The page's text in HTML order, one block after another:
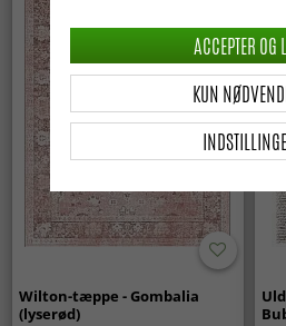
Wilton-tæppe - Gombalia
(lyserød)
KUN
ACCEPTER OG